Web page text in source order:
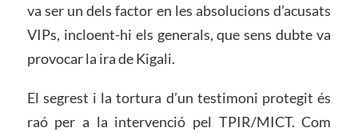
va ser un dels factor en les absolucions d’acusats
VIPs, incloent-hi els generals, que sens dubte va
provocar la ira de Kigali.
El segrest i la tortura d’un testimoni protegit és
raó per a la intervenció pel TPIR/MICT. Com